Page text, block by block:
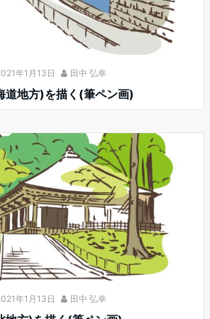
年1月13日 田中 弘幸
道地方)を描く(筆ペン画)
年1月13日 田中 弘幸